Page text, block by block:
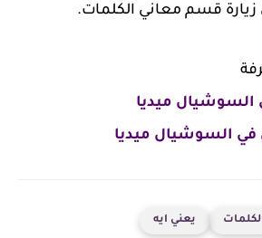
زيارة قسم معاني الكلمات.
السوشيال ميديا
السوشيال ميديا
يعني ايه